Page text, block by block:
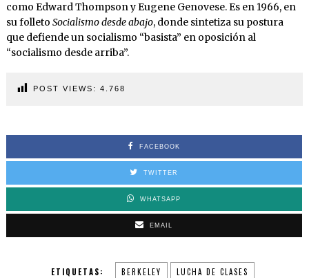
como Edward Thompson y Eugene Genovese. Es en 1966, en
su folleto Socialismo desde abajo, donde sintetiza su postura
que defiende un socialismo “basista” en oposición al
“socialismo desde arriba”.
POST VIEWS: 4.768
FACEBOOK
TWITTER
WHATSAPP
EMAIL
ETIQUETAS: BERKELEY LUCHA DE CLASES